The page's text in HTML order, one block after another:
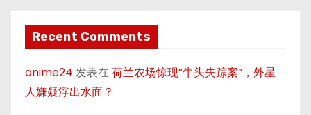
Recent Comments
anime24 发表在荷兰农场惊现”牛头失踪案”，外星
人嫌疑浮出水面？